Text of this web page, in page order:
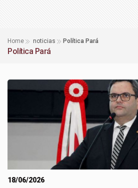
Home noticias Política Pará
Política Pará
18/06/2026